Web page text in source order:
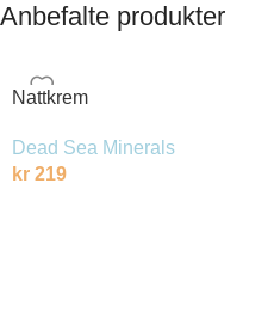
Anbefalte produkter
Nattkrem
Dead Sea Minerals
kr 219